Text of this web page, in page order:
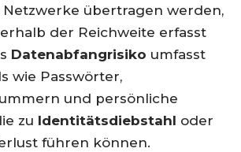
Netzwerke übertragen werden,
der Reichweite erfasst
Datenabfangrisiko umfasst
wie Passwörter,
und persönliche
zu Identitätsdiebstahl oder
führen können.